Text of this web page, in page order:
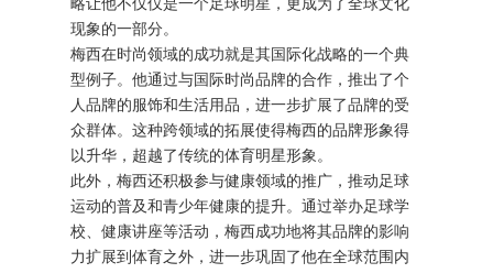
略让他不仅仅是一个足球明星，更成为了全球文化
现象的一部分。
梅西在时尚领域的成功就是其国际化战略的一个典
型例子。他通过与国际时尚品牌的合作，推出了个
人品牌的服饰和生活用品，进一步扩展了品牌的受
众群体。这种跨领域的拓展使得梅西的品牌形象得
以升华，超越了传统的体育明星形象。
此外，梅西还积极参与健康领域的推广，推动足球
运动的普及和青少年健康的提升。通过举办足球学
校、健康讲座等活动，梅西成功地将其品牌的影响
力扩展到体育之外，进一步巩固了他在全球范围内